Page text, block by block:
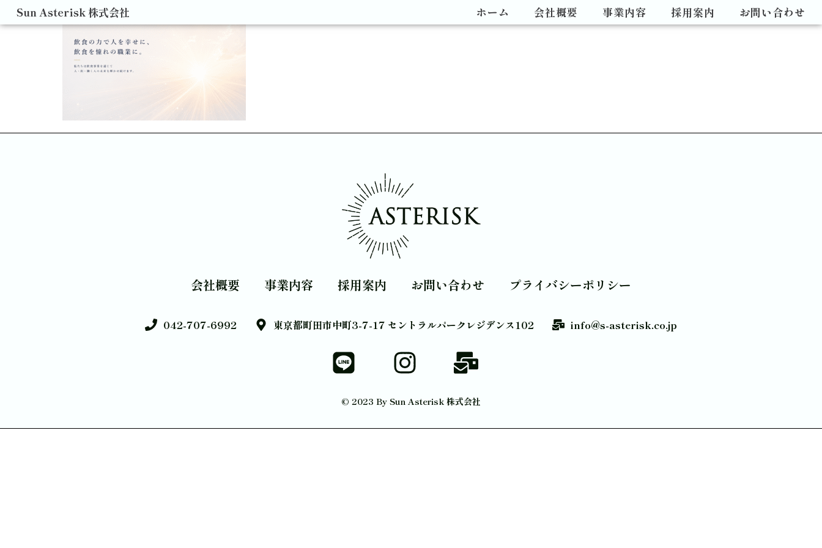
Sun Asterisk 株式会社 ホーム 会社概要 事業内容 採用案内 お問い合わせ
会社概要 事業内容 採用案内 お問い合わせ プライバシーポリシー
042-707-6992 東京都町田市中町3-7-17 セントラルパークレジデンス102 info@s-asterisk.co.jp
© 2023 By Sun Asterisk 株式会社